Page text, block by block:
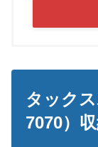
タック
7070）